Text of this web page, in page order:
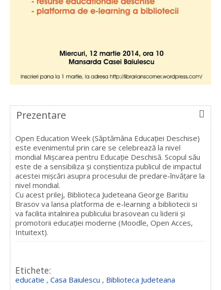
Prezentare
Open Education Week (Săptămâna Educaţiei Deschise)
este evenimentul prin care se celebrează la nivel
mondial Mişcarea pentru Educaţie Deschisă. Scopul său
este de a sensibiliza şi conştientiza publicul de impactul
acestei mişcări asupra procesului de predare-învăţare la
nivel mondial.
Cu acest prilej, Biblioteca Judeteana George Baritiu
Brasov va lansa platforma de e-learning a bibliotecii si
va facilita intalnirea publicului brasovean cu liderii şi
promotorii educaţiei moderne (Moodle, Open Acces,
Intuitext).
Etichete:
educatie , Casa Baiulescu , Biblioteca Judeteana